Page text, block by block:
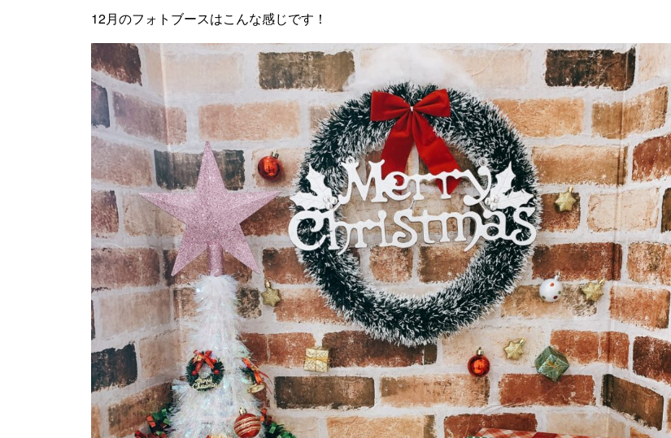
12月のフォトブースはこんな感じです！